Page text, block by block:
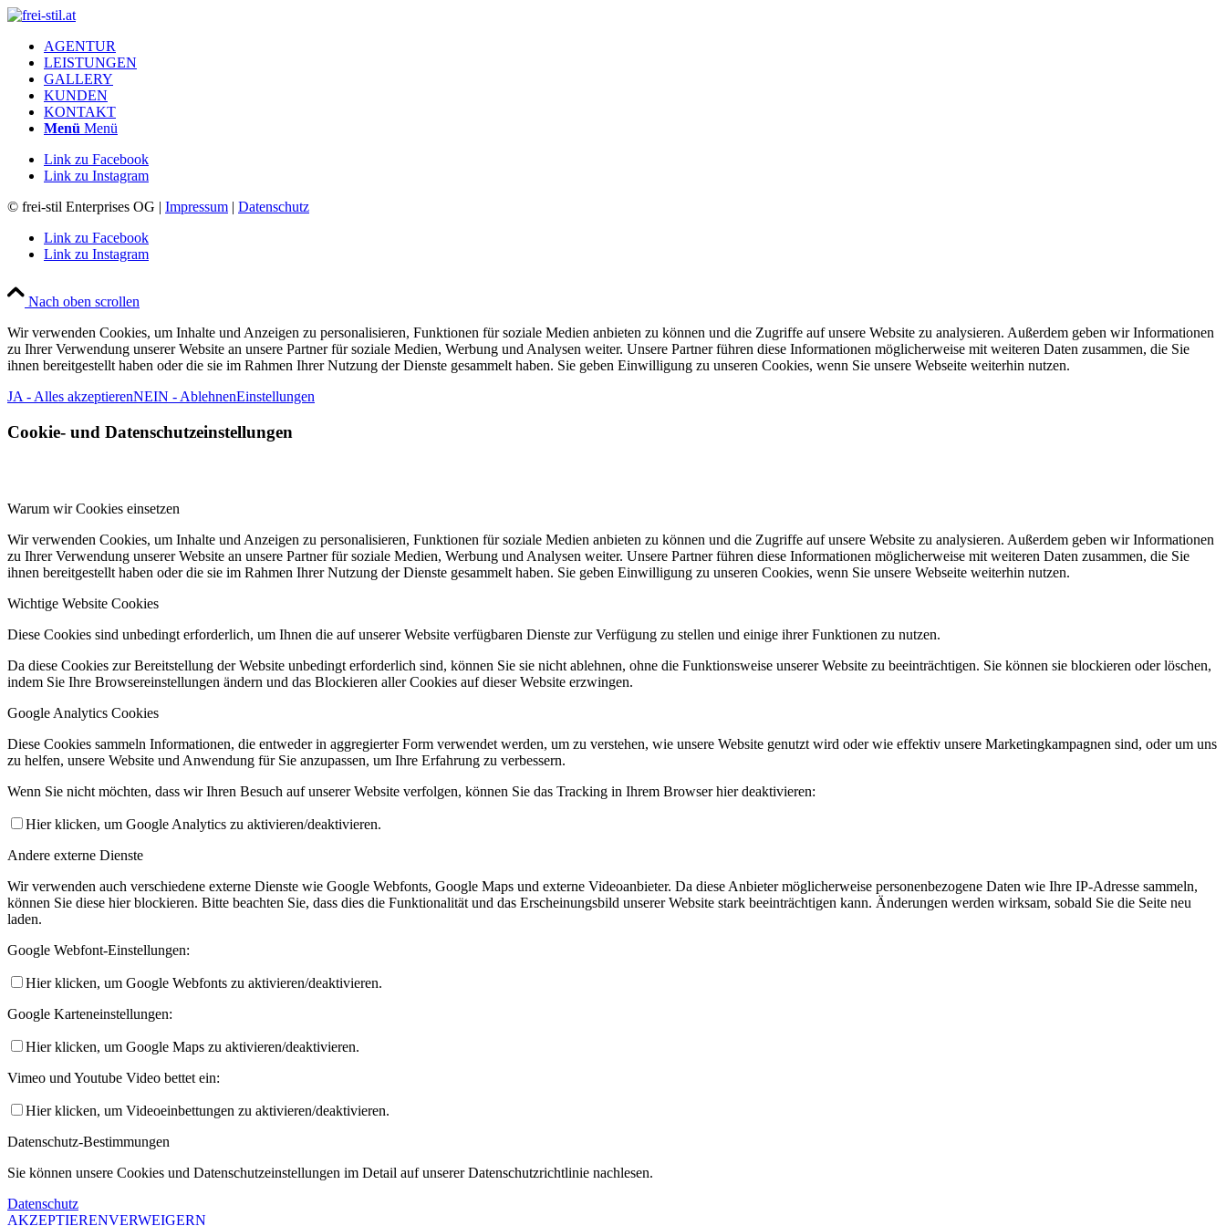
AGENTUR
LEISTUNGEN
GALLERY
KUNDEN
KONTAKT
Menü Menü
Link zu Facebook
Link zu Instagram
© frei-stil Enterprises OG | Impressum | Datenschutz
Link zu Facebook
Link zu Instagram
Nach oben scrollen
Wir verwenden Cookies, um Inhalte und Anzeigen zu personalisieren, Funktionen für soziale Medien anbieten zu können und die Zugriffe auf unsere Website zu analysieren. Außerdem geben wir Informationen
zu Ihrer Verwendung unserer Website an unsere Partner für soziale Medien, Werbung und Analysen weiter. Unsere Partner führen diese Informationen möglicherweise mit weiteren Daten zusammen, die Sie
ihnen bereitgestellt haben oder die sie im Rahmen Ihrer Nutzung der Dienste gesammelt haben. Sie geben Einwilligung zu unseren Cookies, wenn Sie unsere Webseite weiterhin nutzen.
JA - Alles akzeptierenNEIN - AblehnenEinstellungen
Cookie- und Datenschutzeinstellungen
Warum wir Cookies einsetzen
Wir verwenden Cookies, um Inhalte und Anzeigen zu personalisieren, Funktionen für soziale Medien anbieten zu können und die Zugriffe auf unsere Website zu analysieren. Außerdem geben wir Informationen
zu Ihrer Verwendung unserer Website an unsere Partner für soziale Medien, Werbung und Analysen weiter. Unsere Partner führen diese Informationen möglicherweise mit weiteren Daten zusammen, die Sie
ihnen bereitgestellt haben oder die sie im Rahmen Ihrer Nutzung der Dienste gesammelt haben. Sie geben Einwilligung zu unseren Cookies, wenn Sie unsere Webseite weiterhin nutzen.
Wichtige Website Cookies
Diese Cookies sind unbedingt erforderlich, um Ihnen die auf unserer Website verfügbaren Dienste zur Verfügung zu stellen und einige ihrer Funktionen zu nutzen.
Da diese Cookies zur Bereitstellung der Website unbedingt erforderlich sind, können Sie sie nicht ablehnen, ohne die Funktionsweise unserer Website zu beeinträchtigen. Sie können sie blockieren oder löschen,
indem Sie Ihre Browsereinstellungen ändern und das Blockieren aller Cookies auf dieser Website erzwingen.
Google Analytics Cookies
Diese Cookies sammeln Informationen, die entweder in aggregierter Form verwendet werden, um zu verstehen, wie unsere Website genutzt wird oder wie effektiv unsere Marketingkampagnen sind, oder um uns
zu helfen, unsere Website und Anwendung für Sie anzupassen, um Ihre Erfahrung zu verbessern.
Wenn Sie nicht möchten, dass wir Ihren Besuch auf unserer Website verfolgen, können Sie das Tracking in Ihrem Browser hier deaktivieren:
Hier klicken, um Google Analytics zu aktivieren/deaktivieren.
Andere externe Dienste
Wir verwenden auch verschiedene externe Dienste wie Google Webfonts, Google Maps und externe Videoanbieter. Da diese Anbieter möglicherweise personenbezogene Daten wie Ihre IP-Adresse sammeln,
können Sie diese hier blockieren. Bitte beachten Sie, dass dies die Funktionalität und das Erscheinungsbild unserer Website stark beeinträchtigen kann. Änderungen werden wirksam, sobald Sie die Seite neu
laden.
Google Webfont-Einstellungen:
Hier klicken, um Google Webfonts zu aktivieren/deaktivieren.
Google Karteneinstellungen:
Hier klicken, um Google Maps zu aktivieren/deaktivieren.
Vimeo und Youtube Video bettet ein:
Hier klicken, um Videoeinbettungen zu aktivieren/deaktivieren.
Datenschutz-Bestimmungen
Sie können unsere Cookies und Datenschutzeinstellungen im Detail auf unserer Datenschutzrichtlinie nachlesen.
Datenschutz
AKZEPTIERENVERWEIGERN